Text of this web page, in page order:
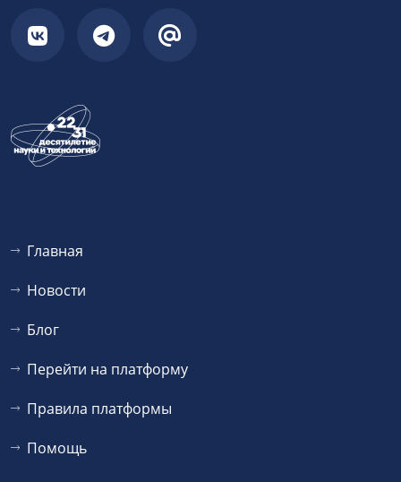
Главная
Новости
Блог
Перейти на платформу
Правила платформы
Помощь